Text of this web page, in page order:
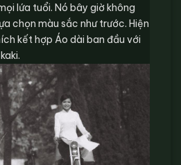
lứa tuổi. Nó bây giờ không
chọn màu sắc như trước. Hiện
kết hợp Áo dài ban đầu với